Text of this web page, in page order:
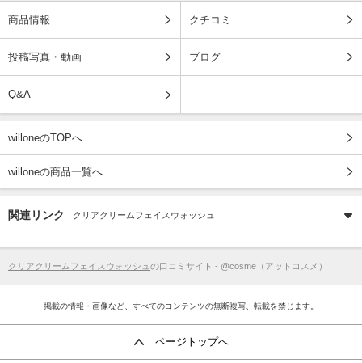
商品情報 クチコミ
投稿写真・動画 ブログ
Q&A
willoneのTOPへ
willoneの商品一覧へ
関連リンク クリアクリームフェイスウォッシュ
クリアクリームフェイスウォッシュ の口コミサイト - @cosme（アットコスメ）
掲載の情報・画像など、すべてのコンテンツの無断複写、転載を禁じます。
ページトップへ